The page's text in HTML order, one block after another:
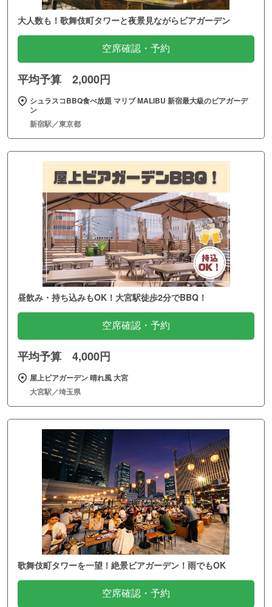
大人数も！歌舞伎町タワーと夜景見ながらビアガーデン
空席確認・予約
平均予算 2,000円
シュラスコBBQ食べ放題 マリブ MALIBU 新宿最大級のビアガーデ
ン
新宿駅／東京都
昼飲み・持ち込みもOK！大宮駅徒歩2分でBBQ！
空席確認・予約
平均予算 4,000円
屋上ビアガーデン 晴れ風 大宮
大宮駅／埼玉県
歌舞伎町タワーを一望！絶景ビアガーデン！雨でもOK
空席確認・予約